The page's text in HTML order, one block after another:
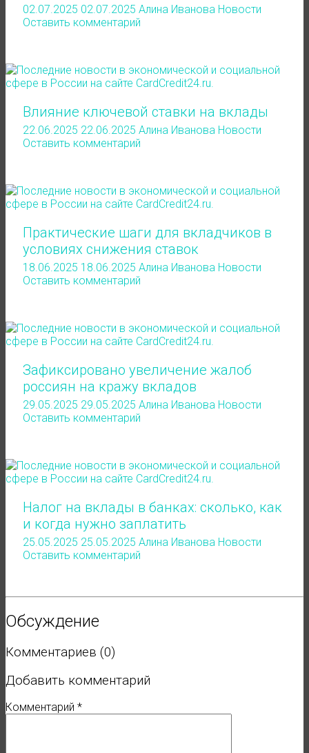
02.07.2025 02.07.2025 Алина Иванова Новости
Оставить комментарий
Влияние ключевой ставки на вклады
22.06.2025 22.06.2025 Алина Иванова Новости
Оставить комментарий
Практические шаги для вкладчиков в
условиях снижения ставок
18.06.2025 18.06.2025 Алина Иванова Новости
Оставить комментарий
Зафиксировано увеличение жалоб
россиян на кражу вкладов
29.05.2025 29.05.2025 Алина Иванова Новости
Оставить комментарий
Налог на вклады в банках: сколько, как
и когда нужно заплатить
25.05.2025 25.05.2025 Алина Иванова Новости
Оставить комментарий
Обсуждение
Комментариев (0)
Добавить комментарий
Комментарий *